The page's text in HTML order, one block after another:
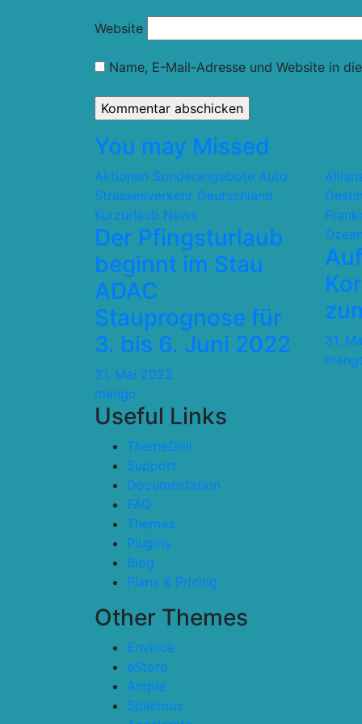
Website
Name, E-Mail-Adresse und Website in
You may Missed
Aktionen Sonderangebote Auto
Strassenverkehr Deutschland
Kurzurlaub News
Der Pfingsturlaub
beginnt im Stau
ADAC
Stauprognose für
3. bis 6. Juni 2022
31. Mai 2022
mango
31.
Useful Links
ThemeGrill
Support
Documentation
FAQ
Themes
Plugins
Blog
Plans & Pricing
Other Themes
Envince
eStore
Ample
Spacious